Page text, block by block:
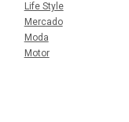
Life Style
Mercado
Moda
Motor